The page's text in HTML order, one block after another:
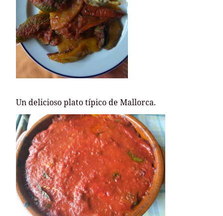
Un delicioso plato típico de Mallorca.